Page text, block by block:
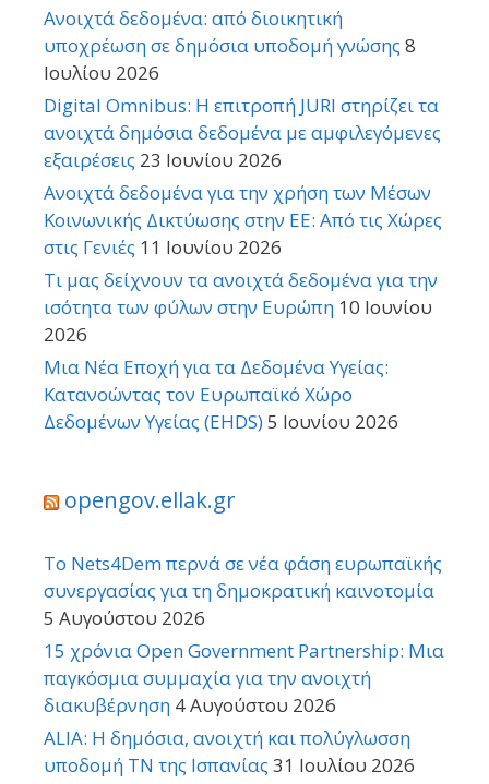
Ανοιχτά δεδομένα: από διοικητική
υποχρέωση σε δημόσια υποδομή γνώσης 8
Ιουλίου 2026
Digital Omnibus: Η επιτροπή JURI στηρίζει τα
ανοιχτά δημόσια δεδομένα με αμφιλεγόμενες
εξαιρέσεις 23 Ιουνίου 2026
Ανοιχτά δεδομένα για την χρήση των Μέσων
Κοινωνικής Δικτύωσης στην ΕΕ: Από τις Χώρες
στις Γενιές 11 Ιουνίου 2026
Τι μας δείχνουν τα ανοιχτά δεδομένα για την
ισότητα των φύλων στην Ευρώπη 10 Ιουνίου
2026
Μια Νέα Εποχή για τα Δεδομένα Υγείας:
Κατανοώντας τον Ευρωπαϊκό Χώρο
Δεδομένων Υγείας (EHDS)5 Ιουνίου 2026
opengov.ellak.gr
Το Nets4Dem περνά σε νέα φάση ευρωπαϊκής
συνεργασίας για τη δημοκρατική καινοτομία
5 Αυγούστου 2026
15 χρόνια Open Government Partnership: Μια
παγκόσμια συμμαχία για την ανοιχτή
διακυβέρνηση 4 Αυγούστου 2026
ALIA: Η δημόσια, ανοιχτή και πολύγλωσση
υποδομή ΤΝ της Ισπανίας 31 Ιουλίου 2026